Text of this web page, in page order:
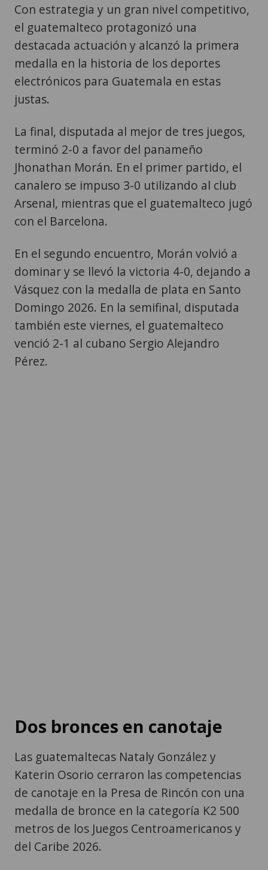
Con estrategia y un gran nivel competitivo,
el guatemalteco protagonizó una
destacada actuación y alcanzó la primera
medalla en la historia de los deportes
electrónicos para Guatemala en estas
justas.
La final, disputada al mejor de tres juegos,
terminó 2-0 a favor del panameño
Jhonathan Morán. En el primer partido, el
canalero se impuso 3-0 utilizando al club
Arsenal, mientras que el guatemalteco jugó
con el Barcelona.
En el segundo encuentro, Morán volvió a
dominar y se llevó la victoria 4-0, dejando a
Vásquez con la medalla de plata en Santo
Domingo 2026. En la semifinal, disputada
también este viernes, el guatemalteco
venció 2-1 al cubano Sergio Alejandro
Pérez.
Dos bronces en canotaje
Las guatemaltecas Nataly González y
Katerin Osorio cerraron las competencias
de canotaje en la Presa de Rincón con una
medalla de bronce en la categoría K2 500
metros de los Juegos Centroamericanos y
del Caribe 2026.